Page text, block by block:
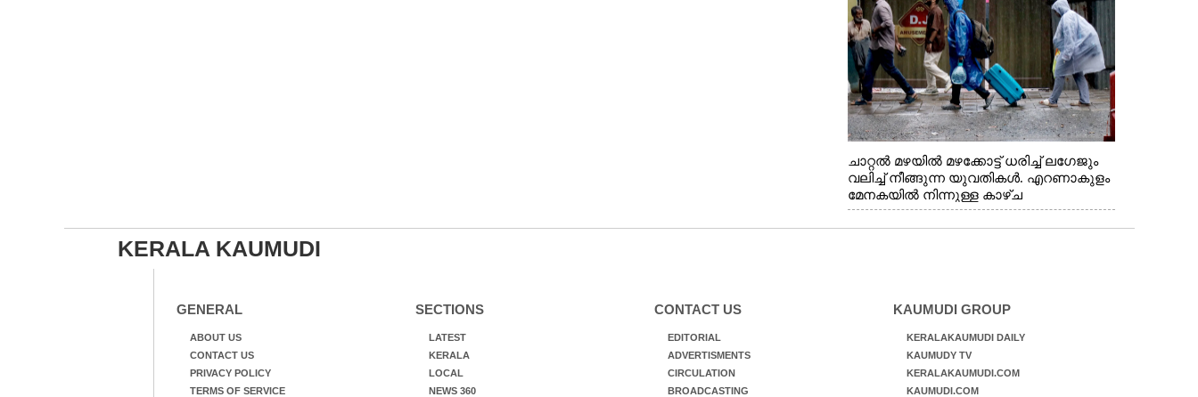
ചാറ്റൽ മഴയിൽ മഴക്കോട്ട് ധരിച്ച് ലഗേജും
വലിച്ച് നീങ്ങുന്ന യുവതികൾ. എറണാകുളം
മേനകയിൽ നിന്നുള്ള കാഴ്ച
KERALA KAUMUDI
GENERAL
ABOUT US
CONTACT US
PRIVACY POLICY
TERMS OF SERVICE
SECTIONS
LATEST
KERALA
LOCAL
NEWS 360
CONTACT US
EDITORIAL
ADVERTISMENTS
CIRCULATION
BROADCASTING
KAUMUDI GROUP
KERALAKAUMUDI DAILY
KAUMUDY TV
KERALAKAUMUDI.COM
KAUMUDI.COM